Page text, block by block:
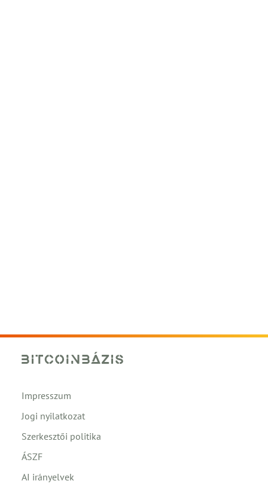
Impresszum
Jogi nyilatkozat
Szerkesztői politika
ÁSZF
AI irányelvek